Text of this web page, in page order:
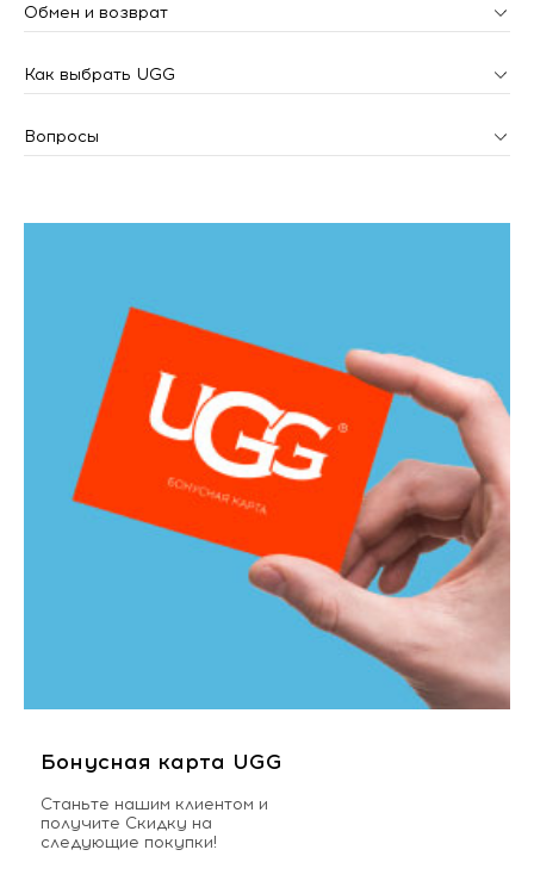
Обмен и возврат
Как выбрать UGG
Вопросы
Бонусная карта UGG
Станьте нашим клиентом и
получите Скидку на
следующие покупки!